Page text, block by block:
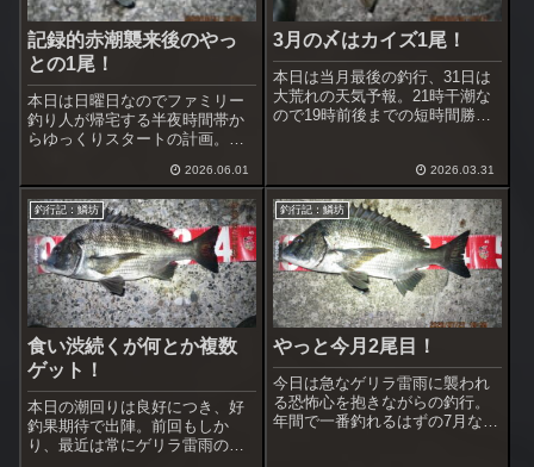
記録的赤潮襲来後のやっ
との1尾！
本日は日曜日なのでファミリー
釣り人が帰宅する半夜時間帯か
らゆっくりスタートの計画。最
てきたので到着時には黒鯛専念
の釣り人が2名。仕掛け投入前に
コマセを5柄杓投入したらいきな
り大型黒鯛がハネを見せた。
2026.06.01
3月の〆はカイズ1尾！
本日は当月最後の釣行、31日は
大荒れの天気予報。21時干潮な
ので19時前後までの短時間勝
まで見える状態。覗き込むと
30cm位のカイズが慌てて逃げて
いくのが見えた。
2026.03.31
釣行記：鱗坊
食い渋続くが何とか複数
ゲット！
本日の潮回りは良好につき、好
釣果期待で出陣。前回もしか
り、最近は常にゲリラ雷雨の心
釣行記：鱗坊
やっと今月2尾目！
今日は急なゲリラ雷雨に襲われ
る恐怖心を抱きながらの釣行。
年間で一番釣れるはずの7月なの